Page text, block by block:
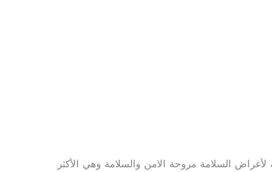
0568007229 اتصل بنا الان 1. مروحة الطرد أو التهوية لأغراض السلامة مروحة الامن والسلامة وهي الأكثر